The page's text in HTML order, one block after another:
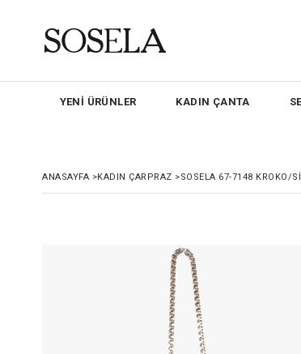
YENİ ÜRÜNLER KADIN ÇANTA
ANASAYFA >KADIN ÇARPRAZ >SOSELA 67-7148 KROKO/